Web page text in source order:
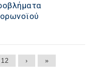
12 › »